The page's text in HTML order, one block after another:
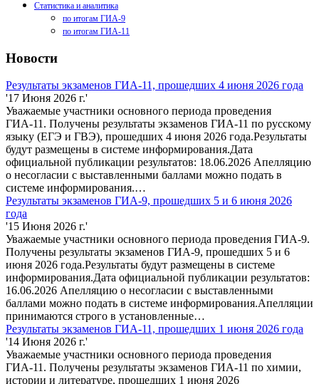
Статистика и аналитика
по итогам ГИА-9
по итогам ГИА-11
Новости
Результаты экзаменов ГИА-11, прошедших 4 июня 2026 года
'17 Июня 2026 г.'
Уважаемые участники основного периода проведения
ГИА-11. Получены результаты экзаменов ГИА-11 по русскому
языку (ЕГЭ и ГВЭ), прошедших 4 июня 2026 года.Результаты
будут размещены в системе информирования.Дата
официальной публикации результатов: 18.06.2026 Апелляцию
о несогласии с выставленными баллами можно подать в
системе информирования.…
Результаты экзаменов ГИА-9, прошедших 5 и 6 июня 2026
года
'15 Июня 2026 г.'
Уважаемые участники основного периода проведения ГИА-9.
Получены результаты экзаменов ГИА-9, прошедших 5 и 6
июня 2026 года.Результаты будут размещены в системе
информирования.Дата официальной публикации результатов:
16.06.2026 Апелляцию о несогласии с выставленными
баллами можно подать в системе информирования.Апелляции
принимаются строго в установленные…
Результаты экзаменов ГИА-11, прошедших 1 июня 2026 года
'14 Июня 2026 г.'
Уважаемые участники основного периода проведения
ГИА-11. Получены результаты экзаменов ГИА-11 по химии,
истории и литературе, прошедших 1 июня 2026